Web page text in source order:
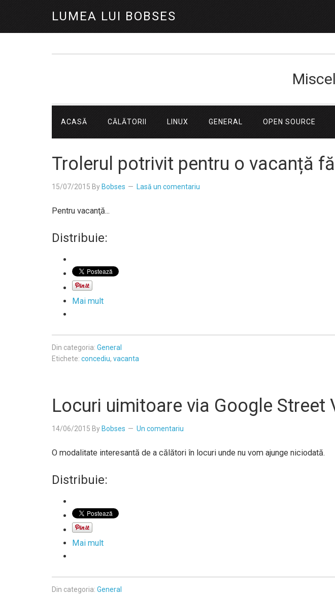
LUMEA LUI BOBSES
ACASĂ CĂLĂTORII LINUX GENERAL OPEN SOURCE
Trolerul potrivit pentru o vacanță
15/07/2015 By Bobses Lasă un comentariu
Pentru vacanţă...
Distribuie:
Mai mult
Din categoria: General
Etichete: concediu, vacanta
Locuri uimitoare via Google Street
14/06/2015 By Bobses Un comentariu
O modalitate interesantă de a călători în locuri unde nu vom ajunge niciodată.
Distribuie:
Mai mult
Din categoria: General